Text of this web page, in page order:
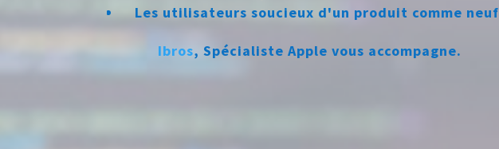
Les utilisateurs soucieux d'un produit comme neuf
Ibros, Spécialiste Apple vous accompagne.